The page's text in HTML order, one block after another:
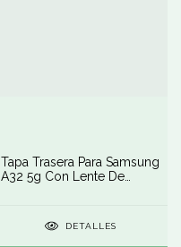
Tapa Trasera Para Samsung
A32 5g Con Lente De
DETALLES